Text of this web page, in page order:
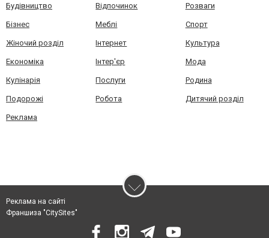
Будівництво Відпочинок Розваги
Бізнес Меблі Спорт
Жіночий розділ Інтернет Культура
Економіка Інтер'єр Мода
Кулінарія Послуги Родина
Подорожі Робота Дитячий розділ
Реклама
Реклама на сайті
Франшиза "CitySites"